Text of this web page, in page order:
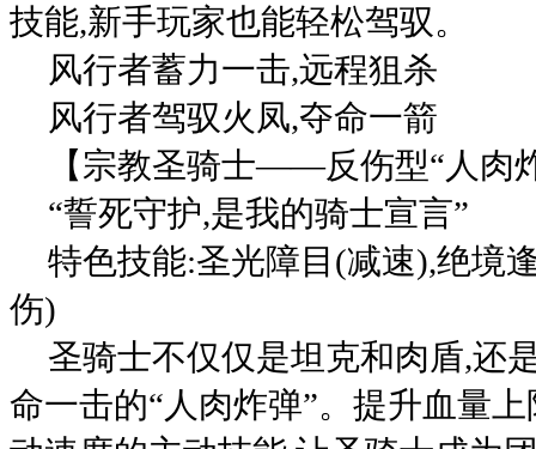
技能,新手玩家也能轻松驾驭。
风行者蓄力一击,远程狙杀
风行者驾驭火凤,夺命一箭
【宗教圣骑士——反伤型“人肉
“誓死守护,是我的骑士宣言”
特色技能:圣光障目(减速),绝境
伤)
圣骑士不仅仅是坦克和肉盾,还
命一击的“人肉炸弹”。提升血量